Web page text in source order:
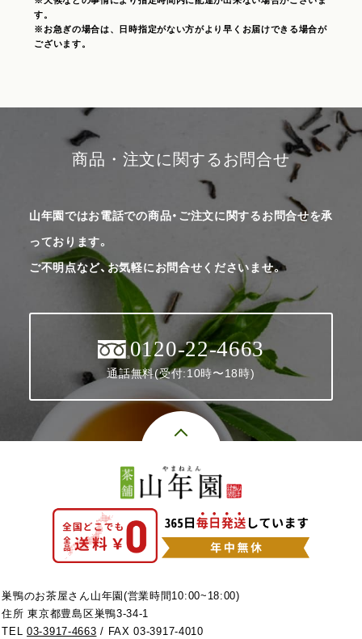
す。
※お急ぎの場合は、日時指定がない方がより早くお届けできる場合が
ございます。
商品・注文に関するお問合せ
山年園ではお電話での商品・ご注文に関するお問合せを承
っております。
ご不明点など、お気軽にお問合せくださいませ。
0120-22-4663
通話無料(受付:10時〜18時)
巣鴨のお茶屋さん山年園(営業時間10:00~18:00)
住所 東京都豊島区巣鴨3-34-1
TEL03-3917-4663 / FAX 03-3917-4010